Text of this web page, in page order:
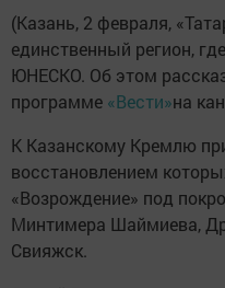
(Казань, 2 февраля,
единственный регион,
ЮНЕСКО. Об этом
программе «Вести»на
К Казанскому Кремлю
восстановлением
«Возрождение» под
Минтимера Шаймиева,
Свияжск.